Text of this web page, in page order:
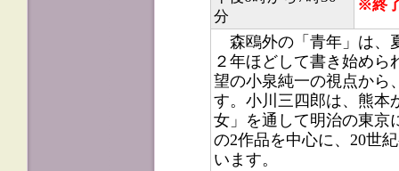
分
※終
森鴎外の「青年」は、
２年ほどして書き始め
望の小泉純一の視点から
す。小川三四郎は、熊本
女」を通して明治の東京
の2作品を中心に、20世
います。